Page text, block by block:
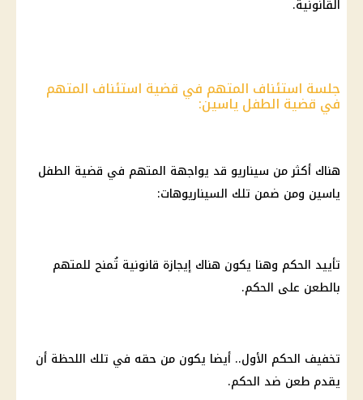
القانونية.
جلسة استئناف المتهم في قضية استئناف المتهم
في قضية الطفل ياسين:
هناك أكثر من سيناريو قد يواجهة المتهم في قضية الطفل
ياسين ومن ضمن تلك السيناريوهات:
تأييد الحكم وهنا يكون هناك إيجازة قانونية تُمنح للمتهم
بالطعن على الحكم.
تخفيف الحكم الأول.. أيضا يكون من حقه في تلك اللحظة أن
يقدم طعن ضد الحكم.